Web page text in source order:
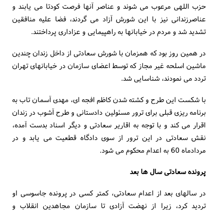
حزب اللهی مرعوب می شوند و عناصر آنها فرصت کودتا می یابند و
عناصرزندانی نیز با این شورش آزاد می گردند، فضا علیه منافقین
تشدید شد و مردم در خیابانها به راهپیمایی و عزاداری پرداختند.
در همین روز بود که همزمان با شورش سعادتی از داخل زندان چندین
ماشین اسلحه غیر مجاز که توسط اعضای سازمان در خیابانهای تهران
تردد می نمودند، شناسایی شد.
با شکست این طرح و کشته شدن کاظم افجه ای، مهدی آسمان تاب به
برنامه ریزی قبلی برای ترور مسئولین دادستانی و طرح آشوب در زندان
اقرار می کند و با توجه به اقاریر سعادتی و دیگر اسناد بدست آمده،
نقش سعادتی در این ترور از سوی دادگاه قطعیت می یابد و در
مردادماه 60 به اعدام محکوم می شود.
پرونده سعادتی سال ها بعد
در سالهای بعد از اعدام سعادتی، کمتر کسی در پرونده جاسوسی او
تردید کرد، زیرا از نهضت آزادی تا سازمان مجاهدین انقلاب و